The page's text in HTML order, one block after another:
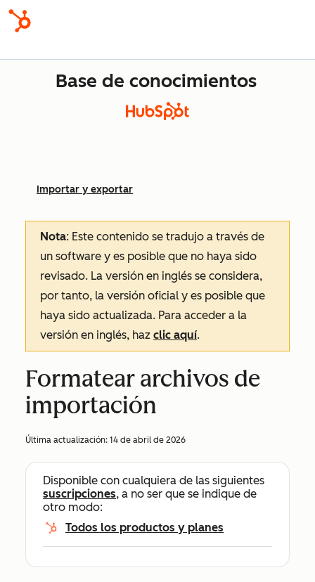
Base de conocimientos
Importar y exportar
Nota: Este contenido se tradujo a través de
un software y es posible que no haya sido
revisado. La versión en inglés se considera,
por tanto, la versión oficial y es posible que
haya sido actualizada. Para acceder a la
versión en inglés, haz clic aquí.
Formatear archivos de
importación
Última actualización: 14 de abril de 2026
Disponible con cualquiera de las siguientes
suscripciones, a no ser que se indique de
otro modo:
Todos los productos y planes